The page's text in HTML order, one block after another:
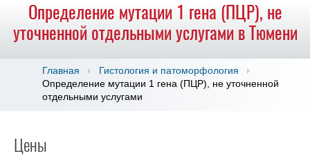
Определение мутации 1 гена (ПЦР), не
уточненной отдельными услугами в Тюмени
Главная
Гистология и патоморфология
Определение мутации 1 гена (ПЦР), не уточненной
отдельными услугами
Цены